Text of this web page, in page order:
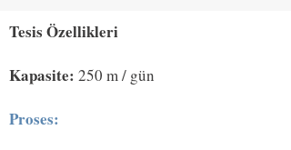
Tesis Özellikleri
Kapasite: 250 m / gün
Proses: